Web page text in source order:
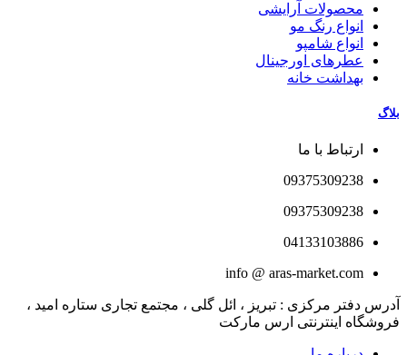
محصولات آرایشی
انواع رنگ مو
انواع شامپو
عطرهای اورجینال
بهداشت خانه
بلاگ
ارتباط با ما
09375309238
09375309238
04133103886
info @ aras-market.com
آدرس دفتر مرکزی : تبریز ، ائل گلی ، مجتمع تجاری ستاره امید ،
فروشگاه اینترنتی ارس مارکت